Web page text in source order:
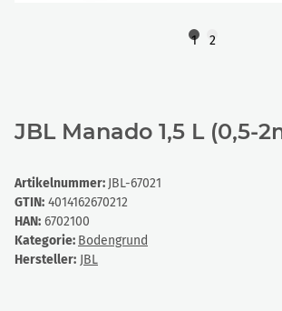
1 2
JBL Manado 1,5 L (0,5-
Artikelnummer: JBL-67021
GTIN: 4014162670212
HAN: 6702100
Kategorie: Bodengrund
Hersteller: JBL